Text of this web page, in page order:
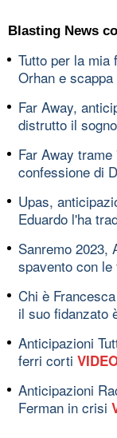
Blasting News
Tutto per la mia
Orhan e
Far Away,
distrutto il
Far Away
confessione di
Upas,
Eduardo l'ha
Sanremo 2023,
spavento con
Chi è
il suo fidanzato
Anticipazioni
ferri corti
Anticipazioni
Ferman in crisi